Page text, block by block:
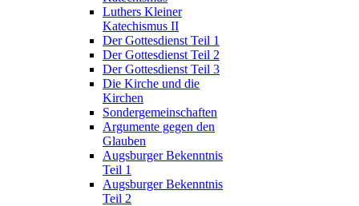
Luthers Kleiner
Katechismus II
Der Gottesdienst Teil 1
Der Gottesdienst Teil 2
Der Gottesdienst Teil 3
Die Kirche und die
Kirchen
Sondergemeinschaften
Argumente gegen den
Glauben
Augsburger Bekenntnis
Teil 1
Augsburger Bekenntnis
Teil 2